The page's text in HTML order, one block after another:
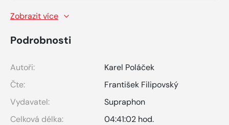
Zobrazit více
Podrobnosti
Autoři:
Karel Poláček
Čte:
František Filipovský
Vydavatel:
Supraphon
Celková délka:
04:41:02 hod.